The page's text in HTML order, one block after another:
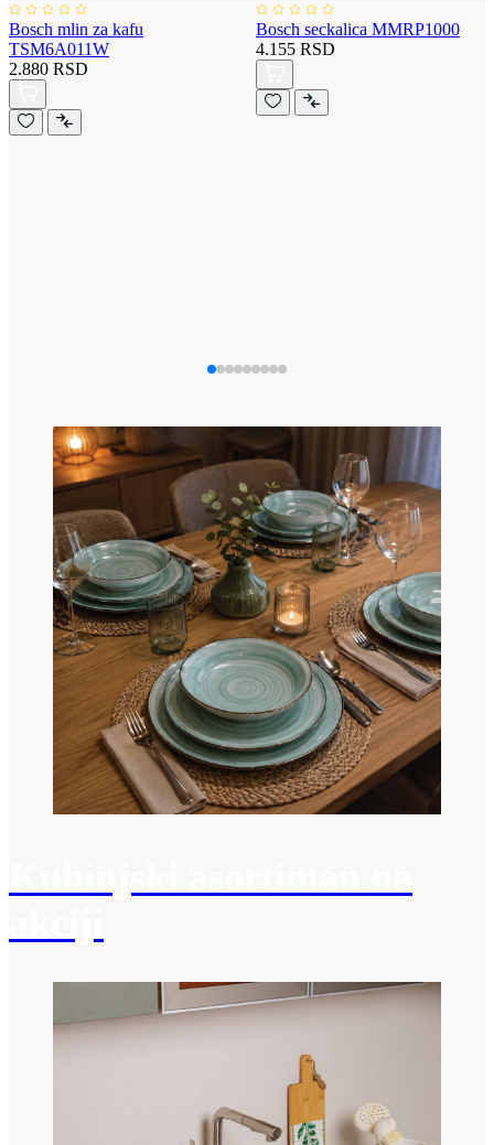
Bosch mlin za kafu
TSM6A011W
2.880 RSD
Bosch seckalica MMRP1000
4.155 RSD